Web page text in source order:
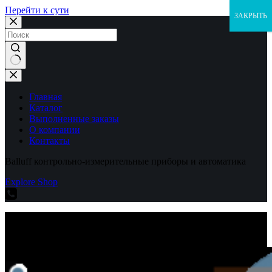
Перейти к сути
Ничего
не
найденоГлавная
Каталог
Выполненные заказы
О компании
Контакты
Balluff контрольно-измерительные приборы и автоматика
Explore Shop
ЗАКРЫТЬ